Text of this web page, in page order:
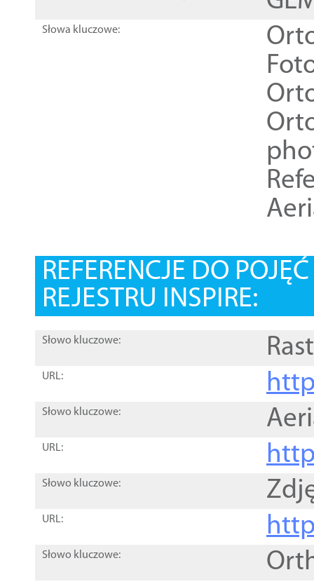
Słowa kluczowe:
REFERENCJE DO
REJESTRU INSPIRE:
Słowo kluczowe:
URL:
Słowo kluczowe:
URL:
Słowo kluczowe:
URL:
Słowo kluczowe: